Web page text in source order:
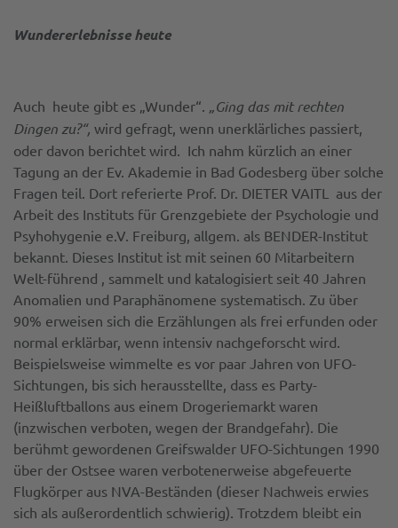
Wundererlebnisse heute
Auch heute gibt es „Wunder“. „Ging das mit rechten
Dingen zu?“, wird gefragt, wenn unerklärliches passiert,
oder davon berichtet wird. Ich nahm kürzlich an einer
Tagung an der Ev. Akademie in Bad Godesberg über solche
Fragen teil. Dort referierte Prof. Dr. DIETER VAITL aus der
Arbeit des Instituts für Grenzgebiete der Psychologie und
Psyhohygenie e.V. Freiburg, allgem. als BENDER-Institut
bekannt. Dieses Institut ist mit seinen 60 Mitarbeitern
Welt-führend , sammelt und katalogisiert seit 40 Jahren
Anomalien und Paraphänomene systematisch. Zu über
90% erweisen sich die Erzählungen als frei erfunden oder
normal erklärbar, wenn intensiv nachgeforscht wird.
Beispielsweise wimmelte es vor paar Jahren von UFO-
Sichtungen, bis sich herausstellte, dass es Party-
Heißluftballons aus einem Drogeriemarkt waren
(inzwischen verboten, wegen der Brandgefahr). Die
berühmt gewordenen Greifswalder UFO-Sichtungen 1990
über der Ostsee waren verbotenerweise abgefeuerte
Flugkörper aus NVA-Beständen (dieser Nachweis erwies
sich als außerordentlich schwierig). Trotzdem bleibt ein